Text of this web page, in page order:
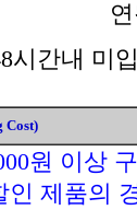
시간내 미
Cost)
원 이상
인 제품의